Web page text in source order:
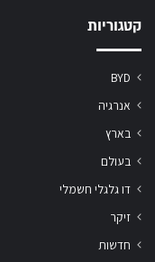
קטגוריות
BYD
אנרגיה
בארץ
בעולם
דו גלגלי חשמלי
זיקר
חדשות